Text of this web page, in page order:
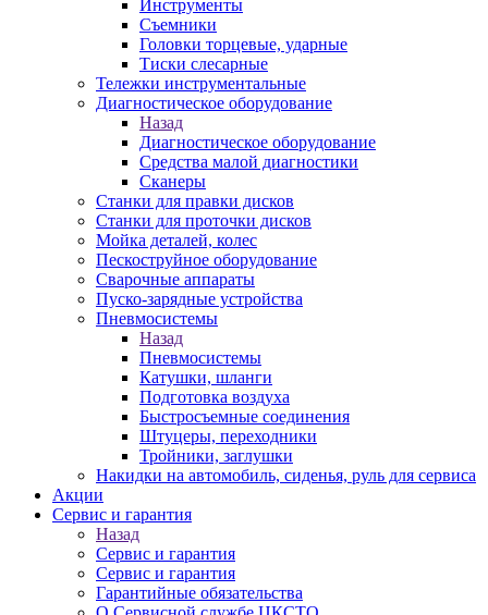
Инструменты
Съемники
Головки торцевые, ударные
Тиски слесарные
Тележки инструментальные
Диагностическое оборудование
Назад
Диагностическое оборудование
Средства малой диагностики
Сканеры
Станки для правки дисков
Станки для проточки дисков
Мойка деталей, колес
Пескоструйное оборудование
Сварочные аппараты
Пуско-зарядные устройства
Пневмосистемы
Назад
Пневмосистемы
Катушки, шланги
Подготовка воздуха
Быстросъемные соединения
Штуцеры, переходники
Тройники, заглушки
Накидки на автомобиль, сиденья, руль для сервиса
Акции
Сервис и гарантия
Назад
Сервис и гарантия
Сервис и гарантия
Гарантийные обязательства